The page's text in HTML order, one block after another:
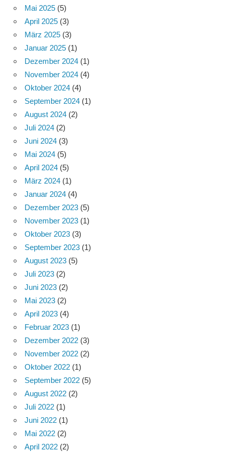
Mai 2025 (5)
April 2025 (3)
März 2025 (3)
Januar 2025 (1)
Dezember 2024 (1)
November 2024 (4)
Oktober 2024 (4)
September 2024 (1)
August 2024 (2)
Juli 2024 (2)
Juni 2024 (3)
Mai 2024 (5)
April 2024 (5)
März 2024 (1)
Januar 2024 (4)
Dezember 2023 (5)
November 2023 (1)
Oktober 2023 (3)
September 2023 (1)
August 2023 (5)
Juli 2023 (2)
Juni 2023 (2)
Mai 2023 (2)
April 2023 (4)
Februar 2023 (1)
Dezember 2022 (3)
November 2022 (2)
Oktober 2022 (1)
September 2022 (5)
August 2022 (2)
Juli 2022 (1)
Juni 2022 (1)
Mai 2022 (2)
April 2022 (2)